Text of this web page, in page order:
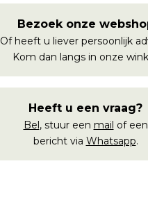
Bezoek onze
Of heeft u liever persoonlijk
Kom dan langs in onze
Heeft u een vraag?
Bel, stuur een mail of een
bericht via Whatsapp.